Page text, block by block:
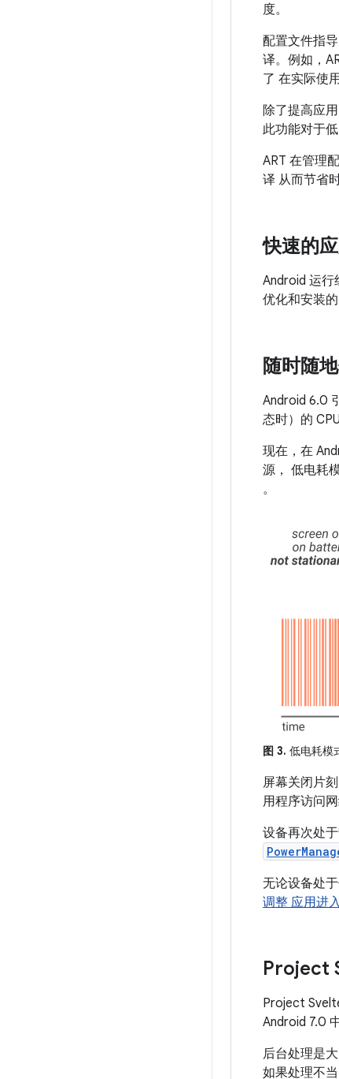
度。
配置文件指
译。例如，
了 在实际使
除了提高应
此功能对于
ART 在管理
译 从而节省
快速的
Android 运行
优化和安装
随时随
Android 6.0
态时）的
现在，在
源， 低电耗
。
图 3. 低电耗模
屏幕关闭片
用程序访问
设备再次处
无论设备处
调整 应用进
Project
Project
Android 7.0
后台处理是
如果处理不